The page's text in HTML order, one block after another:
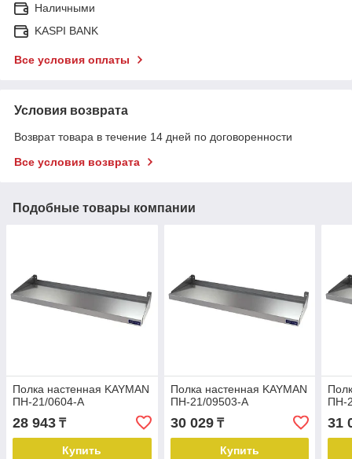
Наличными
KASPI BANK
Все условия оплаты
Условия возврата
Возврат товара в течение 14 дней по договоренности
Все условия возврата
Подобные товары компании
Полка настенная KAYMAN
ПН-21/0604-А
28 943 ₸
Купить
Полка настенная KAYMAN
ПН-21/09503-А
30 029₸
Купить
ПН-
31